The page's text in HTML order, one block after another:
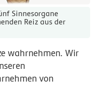
Sinnesorgane
Reiz aus der
wahrnehmen. Wir
von